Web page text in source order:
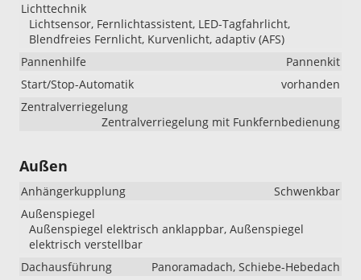
Lichttechnik
Lichtsensor, Fernlichtassistent, LED-Tagfahrlicht,
Blendfreies Fernlicht, Kurvenlicht, adaptiv (AFS)
Pannenhilfe
Pannenkit
Start/Stop-Automatik
vorhanden
Zentralverriegelung
Zentralverriegelung mit Funkfernbedienung
Außen
Anhängerkupplung
Schwenkbar
Außenspiegel
Außenspiegel elektrisch anklappbar, Außenspiegel
elektrisch verstellbar
Dachausführung
Panoramadach, Schiebe-Hebedach